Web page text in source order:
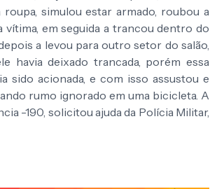
simulou estar armado, roubou a
em seguida a trancou dentro do
a levou para outro setor do salão,
havia deixado trancada, porém essa
sido acionada, e com isso assustou e
rumo ignorado em uma bicicleta. A
-190, solicitou ajuda da Polícia Militar,